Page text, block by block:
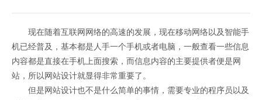
现在随着互联网网络的高速的发展，现在移动网络以及智能手
机已经普及，基本都是人手一个手机或者电脑，一般查看一些信息
内容都是直接在手机上面搜索，而信息内容的主要提供者便是网
站，所以网站设计就显得非常重要了。
但是网站设计也不是什么简单的事情，需要专业的程序员以及